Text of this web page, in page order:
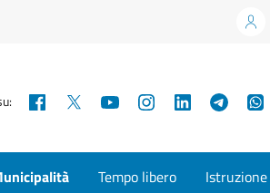
Facebook YouTubeInstagramLinkedIn
Tempo libero Istruzione